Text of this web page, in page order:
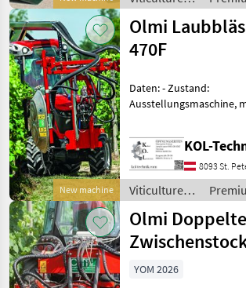
Weinreben oder Apfel
Pflanzen werde
equipment /
Olmi
New machine
Olmi
470F
Daten: - Zustand:
Ausstellungsmaschine, mit
Punkt-Anbau hinten - 3-
Punkt-Anbau für
Frontanbau -
Schlauchführung
inkl. Halteru
8093 St.
Viticulture
equipment /
Olmi
Olmi Doppelte
YOM 2026